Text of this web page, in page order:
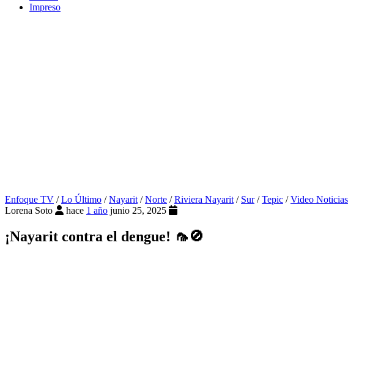
Impreso
Enfoque TV /Lo Último /Nayarit/Norte /Riviera Nayarit/ Sur/Tepic /Video Noticias
Lorena Soto
hace 1 año junio 25, 2025
¡Nayarit contra el dengue! 🦟🚫